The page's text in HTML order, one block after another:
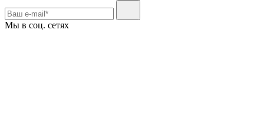
Мы в соц. сетях